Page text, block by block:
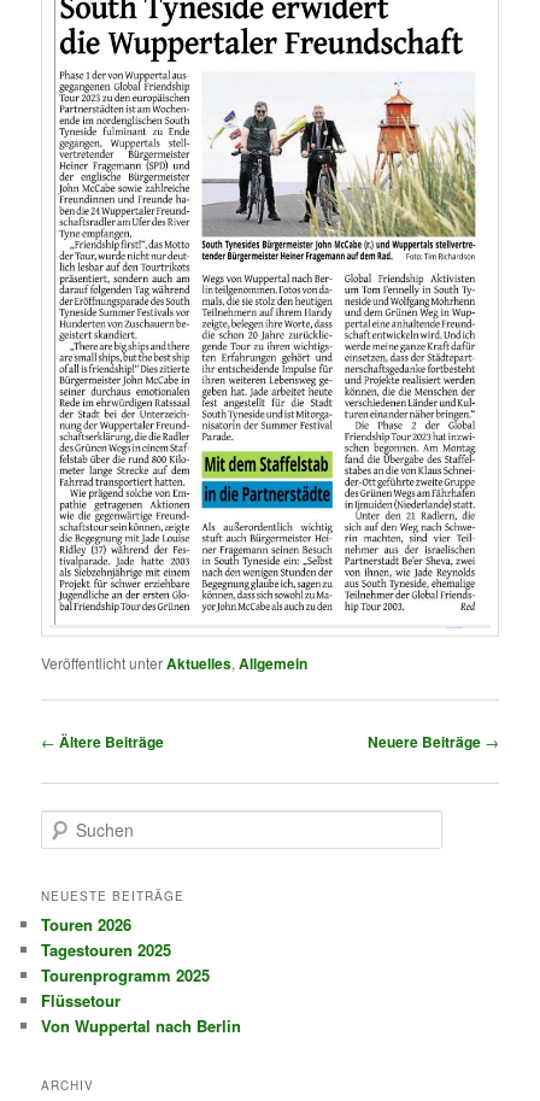
Veröffentlicht unterAktuelles,Allgemein
Beitragsnavigation
← Ältere Beiträge Neuere Beiträge →
u
h
n
NEUESTE BEITRÄGE
Touren 2026
Tagestouren 2025
Tourenprogramm 2025
Flüssetour
Von Wuppertal nach Berlin
ARCHIV